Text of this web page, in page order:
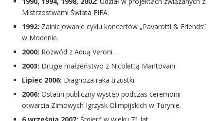
Mistrzostwami Świata FIFA.
1992: Zainicjowanie cyklu koncertów „Pavarotti & Friends”
w Modenie.
2000: Rozwód z Aduą Veroni.
2003: Drugie małżeństwo z Nicolettą Mantovani.
Lipiec 2006: Diagnoza raka trzustki.
2006: Ostatni publiczny występ podczas ceremonii
otwarcia Zimowych Igrzysk Olimpijskich w Turynie.